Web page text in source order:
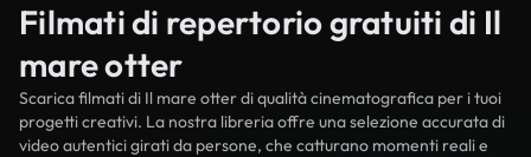
Filmati di repertorio gratuiti di Il
mare otter
Scarica filmati di Il mare otter di qualità cinematografica per i tuoi
progetti creativi. La nostra libreria offre una selezione accurata di
video autentici girati da persone, che catturano momenti reali e